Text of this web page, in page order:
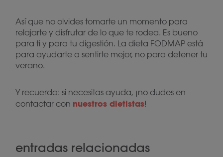
Así que no olvides tomarte un momento para
relajarte y disfrutar de lo que te rodea. Es bueno
para ti y para tu digestión. La dieta FODMAP está
para ayudarte a sentirte mejor, no para detener tu
verano.
Y recuerda: si necesitas ayuda, ¡no dudes en
contactar con nuestros dietistas!
entradas relacionadas